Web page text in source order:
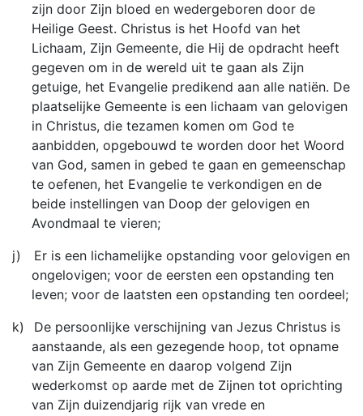
zijn door Zijn bloed en wedergeboren door de
Heilige Geest. Christus is het Hoofd van het
Lichaam, Zijn Gemeente, die Hij de opdracht heeft
gegeven om in de wereld uit te gaan als Zijn
getuige, het Evangelie predikend aan alle natiën. De
plaatselijke Gemeente is een lichaam van gelovigen
in Christus, die tezamen komen om God te
aanbidden, opgebouwd te worden door het Woord
van God, samen in gebed te gaan en gemeenschap
te oefenen, het Evangelie te verkondigen en de
beide instellingen van Doop der gelovigen en
Avondmaal te vieren;
j)
Er is een lichamelijke opstanding voor gelovigen en
ongelovigen; voor de eersten een opstanding ten
leven; voor de laatsten een opstanding ten oordeel;
k)
De persoonlijke verschijning van Jezus Christus is
aanstaande, als een gezegende hoop, tot opname
van Zijn Gemeente en daarop volgend Zijn
wederkomst op aarde met de Zijnen tot oprichting
van Zijn duizendjarig rijk van vrede en